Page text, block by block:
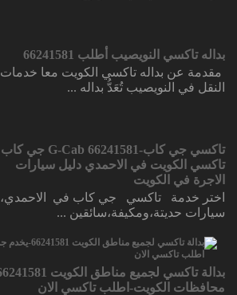
بداله تاكسي النويصيب أطلب 66241581
مقدمة عن بداله تاكسي الكويت معا خدمات
النقل في النويصيب تُعَدُّ بداله ...
تاكسي جي كاب-66241581 G-Cab جي كاب
تاكسي الكويت في الاحمدي دليل سيارات
الاجرة في الكويت
اختر خدمة تاكسي جي كاب في الاحمدي،
سيارات حديتة،ومكيفة،سائقين ...
محافظات الكويت-اطلب تاكسي الان